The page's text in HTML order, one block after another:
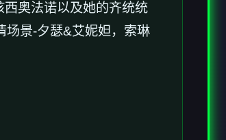
奥法诺以及她的齐统统
场景-夕瑟&艾妮妲，索琳